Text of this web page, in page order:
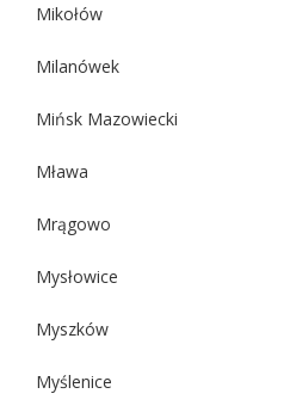
Mikołów
Milanówek
Mińsk Mazowiecki
Mława
Mrągowo
Mysłowice
Myszków
Myślenice